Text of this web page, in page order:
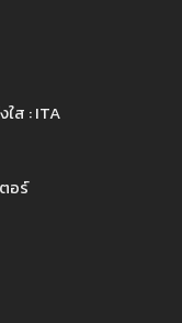
ส : ITA
อร์